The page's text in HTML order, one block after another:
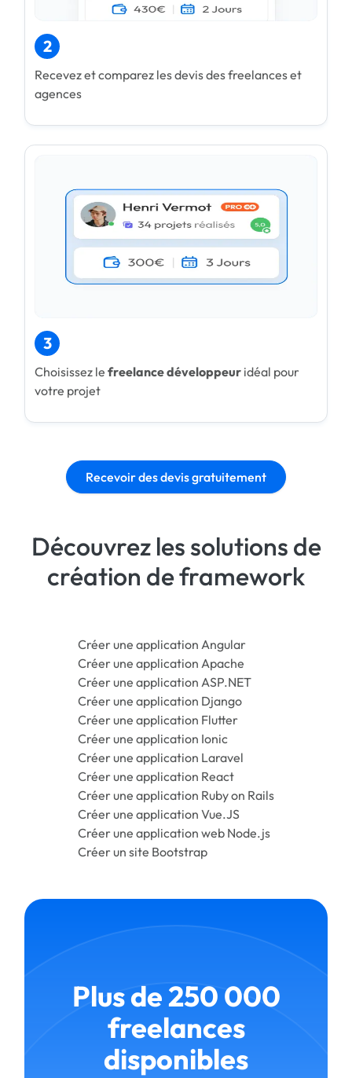
2
Recevez et comparez les devis des freelances et
agences
3
Choisissez le freelance développeur idéal pour
votre projet
Recevoir des devis gratuitement
Découvrez les solutions de
création de framework
Créer une application Angular
Créer une application Apache
Créer une application ASP.NET
Créer une application Django
Créer une application Flutter
Créer une application Ionic
Créer une application Laravel
Créer une application React
Créer une application Ruby on Rails
Créer une application Vue.JS
Créer une application web Node.js
Créer un site Bootstrap
Plus de 250 000
freelances
disponibles